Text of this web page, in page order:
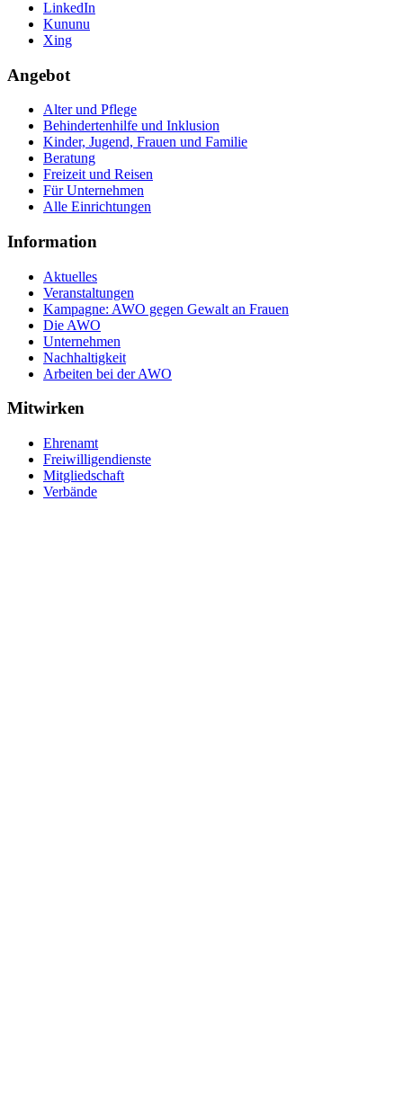
LinkedIn
Kununu
Xing
Angebot
Alter und Pflege
Behindertenhilfe und Inklusion
Kinder, Jugend, Frauen und Familie
Beratung
Freizeit und Reisen
Für Unternehmen
Alle Einrichtungen
Information
Aktuelles
Veranstaltungen
Kampagne: AWO gegen Gewalt an Frauen
Die AWO
Unternehmen
Nachhaltigkeit
Arbeiten bei der AWO
Mitwirken
Ehrenamt
Freiwilligendienste
Mitgliedschaft
Verbände